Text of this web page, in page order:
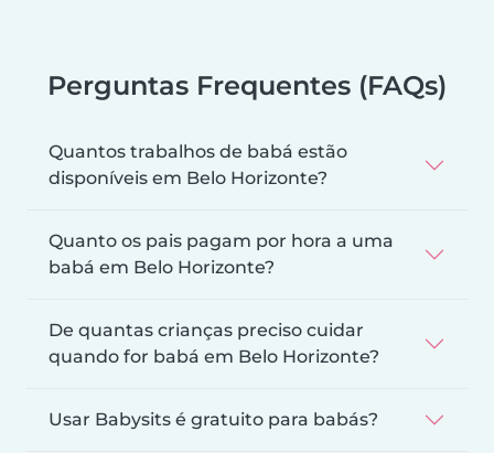
Perguntas Frequentes (FAQs)
Quantos trabalhos de babá estão
disponíveis em Belo Horizonte?
Quanto os pais pagam por hora a uma
babá em Belo Horizonte?
De quantas crianças preciso cuidar
quando for babá em Belo Horizonte?
Usar Babysits é gratuito para babás?